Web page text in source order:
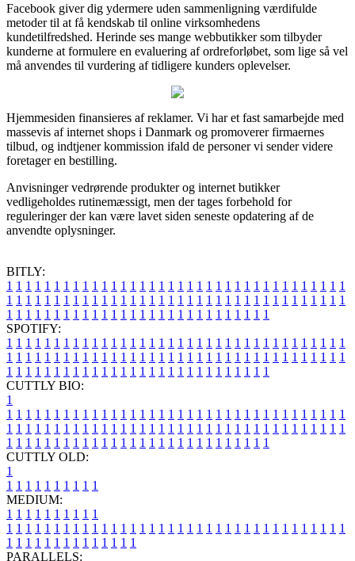
Facebook giver dig ydermere uden sammenligning værdifulde
metoder til at få kendskab til online virksomhedens
kundetilfredshed. Herinde ses mange webbutikker som tilbyder
kunderne at formulere en evaluering af ordreforløbet, som lige så vel
må anvendes til vurdering af tidligere kunders oplevelser.
Hjemmesiden finansieres af reklamer. Vi har et fast samarbejde med
massevis af internet shops i Danmark og promoverer firmaernes
tilbud, og indtjener kommission ifald de personer vi sender videre
foretager en bestilling.
Anvisninger vedrørende produkter og internet butikker
vedligeholdes rutinemæssigt, men der tages forbehold for
reguleringer der kan være lavet siden seneste opdatering af de
anvendte oplysninger.
BITLY:
1 1 1 1 1 1 1 1 1 1 1 1 1 1 1 1 1 1 1 1 1 1 1 1 1 1 1 1 1 1 1 1 1 1 1 1
1 1 1 1 1 1 1 1 1 1 1 1 1 1 1 1 1 1 1 1 1 1 1 1 1 1 1 1 1 1 1 1 1 1 1 1
1 1 1 1 1 1 1 1 1 1 1 1 1 1 1 1 1 1 1 1 1 1 1 1 1 1 1 1
SPOTIFY:
1 1 1 1 1 1 1 1 1 1 1 1 1 1 1 1 1 1 1 1 1 1 1 1 1 1 1 1 1 1 1 1 1 1 1 1
1 1 1 1 1 1 1 1 1 1 1 1 1 1 1 1 1 1 1 1 1 1 1 1 1 1 1 1 1 1 1 1 1 1 1 1
1 1 1 1 1 1 1 1 1 1 1 1 1 1 1 1 1 1 1 1 1 1 1 1 1 1 1 1
CUTTLY BIO:
1
1 1 1 1 1 1 1 1 1 1 1 1 1 1 1 1 1 1 1 1 1 1 1 1 1 1 1 1 1 1 1 1 1 1 1 1
1 1 1 1 1 1 1 1 1 1 1 1 1 1 1 1 1 1 1 1 1 1 1 1 1 1 1 1 1 1 1 1 1 1 1 1
1 1 1 1 1 1 1 1 1 1 1 1 1 1 1 1 1 1 1 1 1 1 1 1 1 1 1 1
CUTTLY OLD:
1
1 1 1 1 1 1 1 1 1 1
MEDIUM:
1 1 1 1 1 1 1 1 1 1
1 1 1 1 1 1 1 1 1 1 1 1 1 1 1 1 1 1 1 1 1 1 1 1 1 1 1 1 1 1 1 1 1 1 1 1
1 1 1 1 1 1 1 1 1 1 1 1 1 1
PARALLELS: